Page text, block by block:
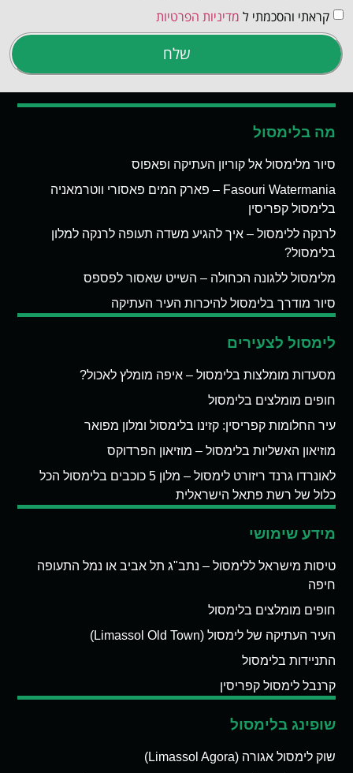
קראתי והסכמתי ל מדיניות הפרטיות
שלח
מה בלימסול
סיור מלימסול אל קוריון העתיקה ופאפוס
Fasouri Watermania – פארק המים פאסורי ווטרמאניה
בלימסול קפריסין
לרנקה ללימסול – איך להגיע משדה תעופה לרנקה למלון
בלימסול?
מלימסול ללגונה הכחולה – השייט שאסור לפספס
סיור מודרך בלימסול להיכרות העיר העתיקה
לימסול לצעירים
מסעדות מומלצות בלימסול – איפה מומלץ לאכול?
חופים מומלצים בלימסול
עיר החלומות קפריסין: קזינו בלימסול ומלון מפואר
מוזיאון האשליות בלימסול – מוזיאון הפרדוקס
לאונרדו גרנד ריזורט לימסול – מלון 5 כוכבים בלימסול הכל
כלול של רשת פתאל הישראלית
מידע שימושי
טיסות מישראל ללימסול – נתב"ג תל אביב או נמל התעופה
חיפה
חופים מומלצים בלימסול
העיר העתיקה של לימסול (Limassol Old Town)
התניידות בלימסול
קרנבל לימסול קפריסין
שופינג בלימסול
שוק לימסול אגורה (Limassol Agora)